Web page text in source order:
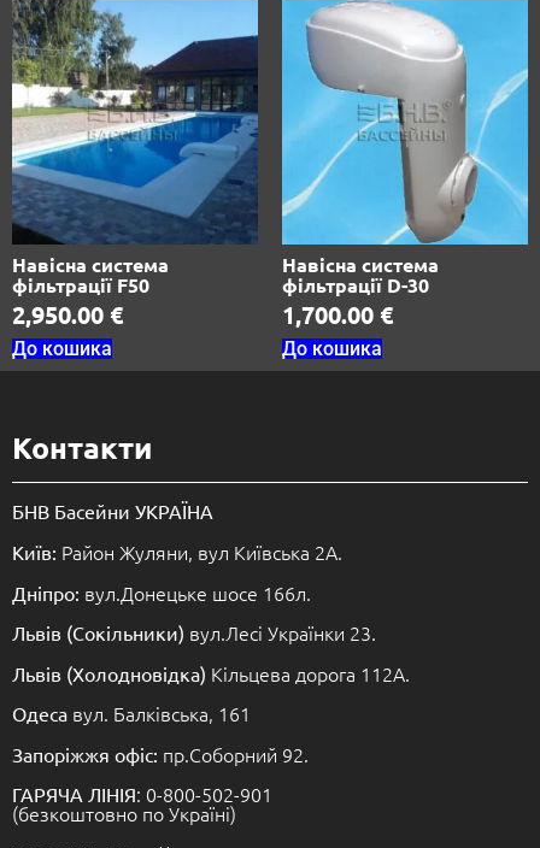
Навісна система
фільтрації F50
2,950.00 €
До кошика
Навісна система
фільтрації D-30
1,700.00 €
До кошика
Контакти
БНВ Басейни УКРАЇНА
Київ: Район Жуляни, вул Київська 2А.
Дніпро: вул.Донецьке шосе 166л.
Львів (Сокільники) вул.Лесі Українки 23.
Львів (Холодновідка) Кільцева дорога 112А.
Одеса вул. Балківська, 161
Запоріжжя офіс: пр.Соборний 92.
ГАРЯЧА ЛІНІЯ: 0-800-502-901
(безкоштовно по Україні)